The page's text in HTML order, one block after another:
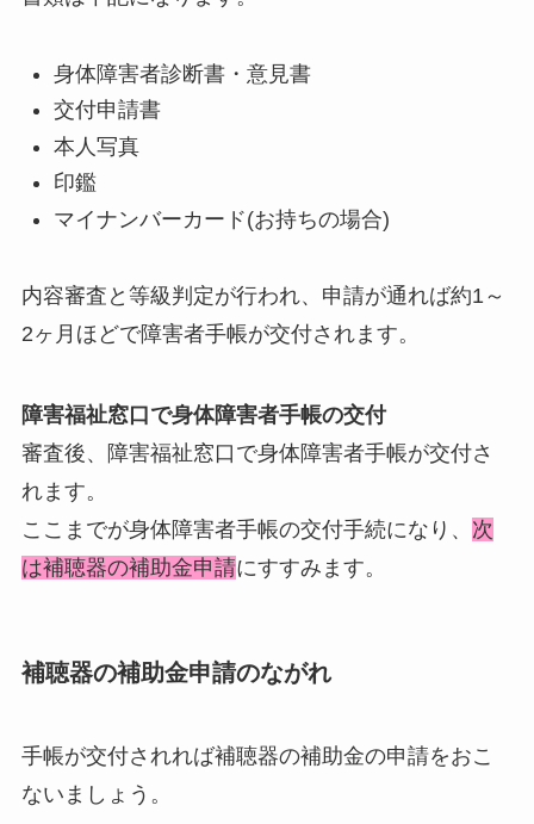
身体障害者診断書・意見書
交付申請書
本人写真
印鑑
マイナンバーカード(お持ちの場合)
内容審査と等級判定が行われ、申請が通れば約1～
2ヶ月ほどで障害者手帳が交付されます。
障害福祉窓口で身体障害者手帳の交付
審査後、障害福祉窓口で身体障害者手帳が交付さ
れます。
ここまでが身体障害者手帳の交付手続になり、 次
は補聴器の補助金申請にすすみます。
補聴器の補助金申請のながれ
手帳が交付されれば補聴器の補助金の申請をおこ
ないましょう。